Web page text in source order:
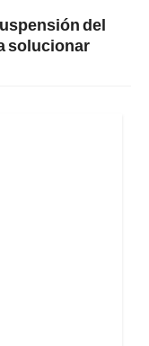
del
solucionar